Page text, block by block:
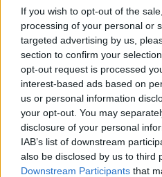
If you wish to opt-out of the
processing of your personal or
targeted advertising by us,
section to confirm your
opt-out request is processed
interest-based ads based on
us or personal information
your opt-out. You may
disclosure of your personal
IAB’s list of downstream
also be disclosed by us to third
Downstream Participants that
amely a
–, és újabb börtön vár
gyülekezetek
kitenni a háromszöget.)